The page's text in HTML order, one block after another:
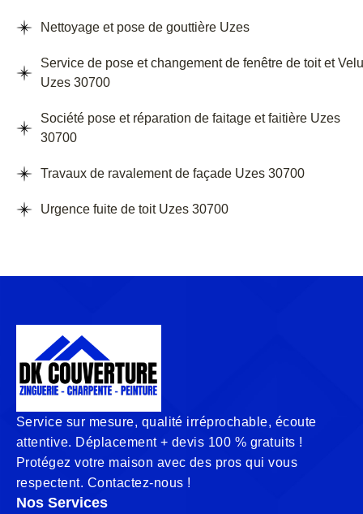
Nettoyage et pose de gouttière Uzes
Service de pose et changement de fenêtre de toit et
Uzes 30700
Société pose et réparation de faitage et faitière Uzes
30700
Travaux de ravalement de façade Uzes 30700
Urgence fuite de toit Uzes 30700
Service sur mesure, qualité irréprochable, écoute
attentive. Déplacement + devis 100 % gratuits !
Protégez votre maison avec des pros qui vous
respectent. Contactez-nous !
Nos Services